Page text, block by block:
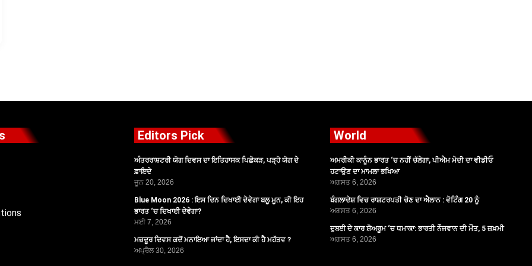
Editors Pick
ਅੰਤਰਰਾਸ਼ਟਰੀ ਯੋਗ ਦਿਵਸ ਦਾ ਇਤਿਹਾਸਕ ਪਿਛੋਕੜ, ਪੜ੍ਹੋ ਯੋਗ ਦੇ
ਫ਼ਾਇਦੇ
ਜੂਨ 20, 2026
Blue Moon 2026 : ਇਸ ਦਿਨ ਦਿਖਾਈ ਦੇਵੇਗਾ ਬਲੂ ਮੂਨ, ਕੀ ਇਹ
ਭਾਰਤ ‘ਚ ਦਿਖਾਈ ਦੇਵੇਗਾ?
ਮਈ 7, 2026
ਮਜ਼ਦੂਰ ਦਿਵਸ ਕਦੋਂ ਮਨਾਇਆ ਜਾਂਦਾ ਹੈ, ਇਸਦਾ ਕੀ ਹੈ ਮਹੱਤਵ ?
ਅਪ੍ਰੈਲ 30, 2026
World
ਅਮਰੀਕੀ ਕਾਨੂੰਨ ਭਾਰਤ ‘ਚ ਨਹੀਂ ਚੱਲੇਗਾ, ਪੀਐਮ ਮੋਦੀ ਦਾ ਵੀਡੀਓ
ਹਟਾਉਣ ਦਾ ਮਾਮਲਾ ਭਖਿਆ
ਅਗਸਤ 6, 2026
ਬੰਗਲਾਦੇਸ਼ ਵਿਚ ਰਾਸ਼ਟਰਪਤੀ ਚੋਣ ਦਾ ਐਲਾਨ : ਵੋਟਿੰਗ 20 ਨੂੰ
ਅਗਸਤ 6, 2026
ਦੁਬਈ ਦੇ ਕਾਰ ਸ਼ੋਅਰੂਮ ‘ਚ ਧਮਾਕਾ: ਭਾਰਤੀ ਨੌਜਵਾਨ ਦੀ ਮੌਤ, 5 ਜ਼ਖ਼ਮੀ
ਅਗਸਤ 6, 2026